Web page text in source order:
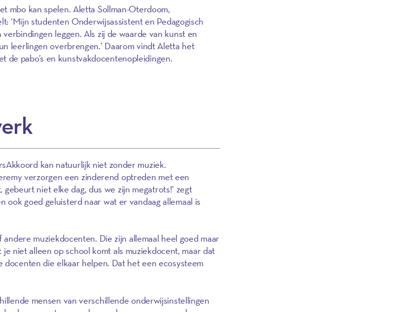
mbo kan spelen. Aletta Sollman-Oterdoom,
‘Mijn studenten Onderwijsassistent en Pedagogisch
leggen. Als zij de waarde van kunst en
leerlingen overbrengen.’ Daarom vindt Aletta het
de pabo’s en kunstvakdocentenopleidingen.
kan natuurlijk niet zonder muziek.
verzorgen een zinderend optreden met een
niet elke dag, dus we zijn megatrots!’ zegt
goed geluisterd naar wat er vandaag allemaal is
muziekdocenten. Die zijn allemaal heel goed maar
niet alleen op school komt als muziekdocent, maar dat
die elkaar helpen. Dat het een ecosysteem
mensen van verschillende onderwijsinstellingen